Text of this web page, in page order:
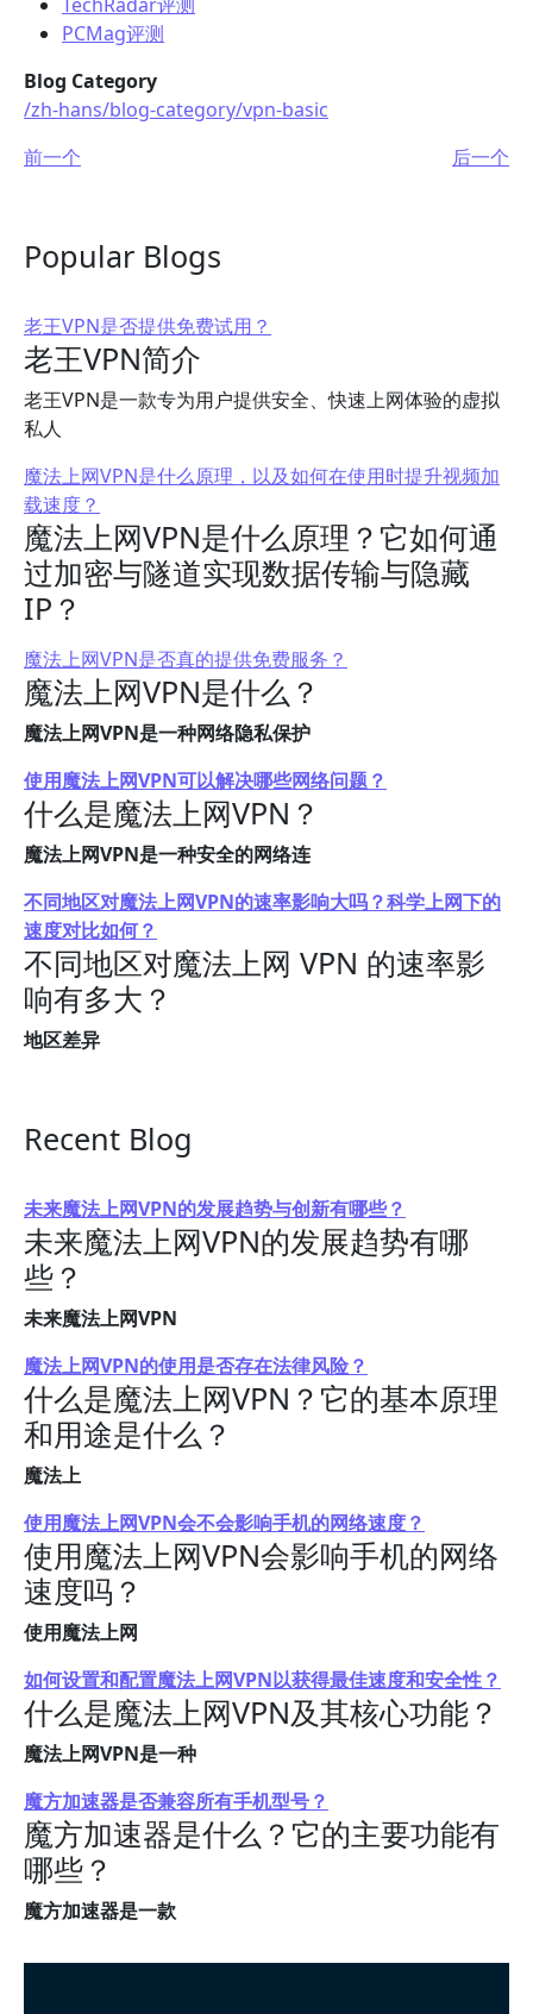
PCMag评测
Blog Category
/zh-hans/blog-category/vpn-basic
前一个
后一个
Popular Blogs
老王VPN是否提供免费试用？
老王VPN简介
老王VPN是一款专为用户提供安全、快速上网体验的虚拟
私人
魔法上网VPN是什么原理，以及如何在使用时提升视频加
载速度？
魔法上网VPN是什么原理？它如何通
过加密与隧道实现数据传输与隐藏
IP？
魔法上网VPN是否真的提供免费服务？
魔法上网VPN是什么？
魔法上网VPN是一种网络隐私保护
使用魔法上网VPN可以解决哪些网络问题？
什么是魔法上网VPN？
魔法上网VPN是一种安全的网络连
不同地区对魔法上网VPN的速率影响大吗？科学上网下的
速度对比如何？
不同地区对魔法上网 VPN 的速率影
响有多大？
地区差异
Recent Blog
未来魔法上网VPN的发展趋势与创新有哪些？
未来魔法上网VPN的发展趋势有哪
些？
未来魔法上网VPN
魔法上网VPN的使用是否存在法律风险？
什么是魔法上网VPN？它的基本原理
和用途是什么？
魔法上
使用魔法上网VPN会不会影响手机的网络速度？
使用魔法上网VPN会影响手机的网络
速度吗？
使用魔法上网
如何设置和配置魔法上网VPN以获得最佳速度和安全性？
什么是魔法上网VPN及其核心功能？
魔法上网VPN是一种
魔方加速器是否兼容所有手机型号？
魔方加速器是什么？它的主要功能有
哪些？
魔方加速器是一款